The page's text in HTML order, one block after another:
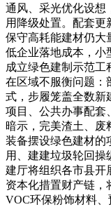
通风、采光优化设想
用降级处置。配套更
保守高耗能建材仍大
低企业落地成本，小
成立绿色建制示范工
在区域不服衡问题：
式，步履笼盖全数新
项目、公共办事配套
暗示，完美渣土、废
装备摆设绿色建材的
用、建建垃圾轮回操
建厅将组织各市县开
资本化措置财产链，
VOC环保粉饰材料